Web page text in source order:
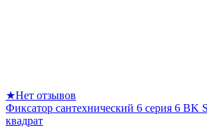
★Нет отзывов
Фиксатор сантехнический 6 серия 6 BK
квадрат